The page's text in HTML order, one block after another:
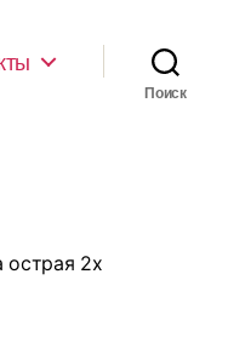
Поиск
острая 2х